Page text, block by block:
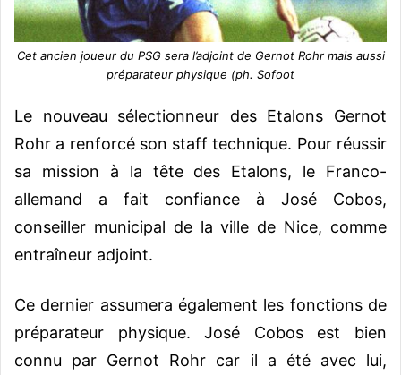
Cet ancien joueur du PSG sera l’adjoint de Gernot Rohr mais aussi
préparateur physique (ph. Sofoot
Le nouveau sélectionneur des Etalons Gernot
Rohr a renforcé son staff technique. Pour réussir
sa mission à la tête des Etalons, le Franco-
allemand a fait confiance à José Cobos,
conseiller municipal de la ville de Nice, comme
entraîneur adjoint.
Ce dernier assumera également les fonctions de
préparateur physique. José Cobos est bien
connu par Gernot Rohr car il a été avec lui,